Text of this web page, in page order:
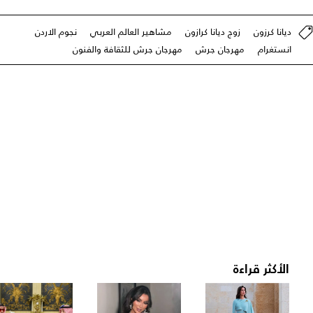
ديانا كرزون زوج ديانا كرازون مشاهير العالم العربي
نجوم الاردن
انستغرام
مهرجان جرش مهرجان جرش للثقافة والفنون
الأكثر قراءة